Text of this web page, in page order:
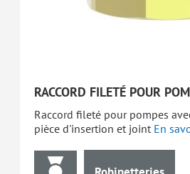
RACCORD FILETÉ POUR
Raccord fileté pour pompes
pièce d'insertion et joint En